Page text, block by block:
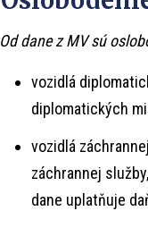
Od dane z MV sú
vozidlá
diplomatických
vozidlá
záchrannej
dane uplatňuje